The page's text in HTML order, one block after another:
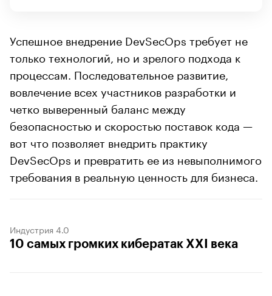
Успешное внедрение DevSecOps требует не
только технологий, но и зрелого подхода к
процессам. Последовательное развитие,
вовлечение всех участников разработки и
четко выверенный баланс между
безопасностью и скоростью поставок кода —
вот что позволяет внедрить практику
DevSecOps и превратить ее из невыполнимого
требования в реальную ценность для бизнеса.
Индустрия 4.0
10 самых громких кибератак XXI века